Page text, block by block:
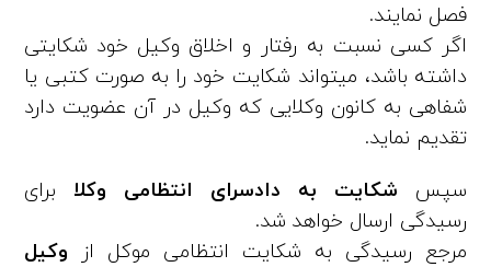
فصل نمایند.
اگر کسی نسبت به رفتار و اخلاق وکیل خود شکایتی
داشته باشد، میتواند شکایت خود را به صورت کتبی یا
شفاهی به کانون وکلایی که وکیل در آن عضویت دارد
تقدیم نماید.
سپس شکایت به دادسرای انتظامی وکلا برای
رسیدگی ارسال خواهد شد.
مرجع رسیدگی به شکایت انتظامی موکل از وکیل